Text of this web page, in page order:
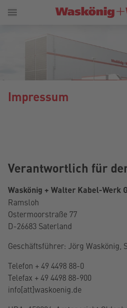
Impressum
Verantwortlich für
Waskönig + Walter Kabel-Werk
Ramsloh
Ostermoorstraße 77
D-26683 Saterland
Geschäftsführer: Jörg Waskönig,
Telefon + 49 4498 88-0
Telefax + 49 4498 88-900
info[att]waskoenig.de